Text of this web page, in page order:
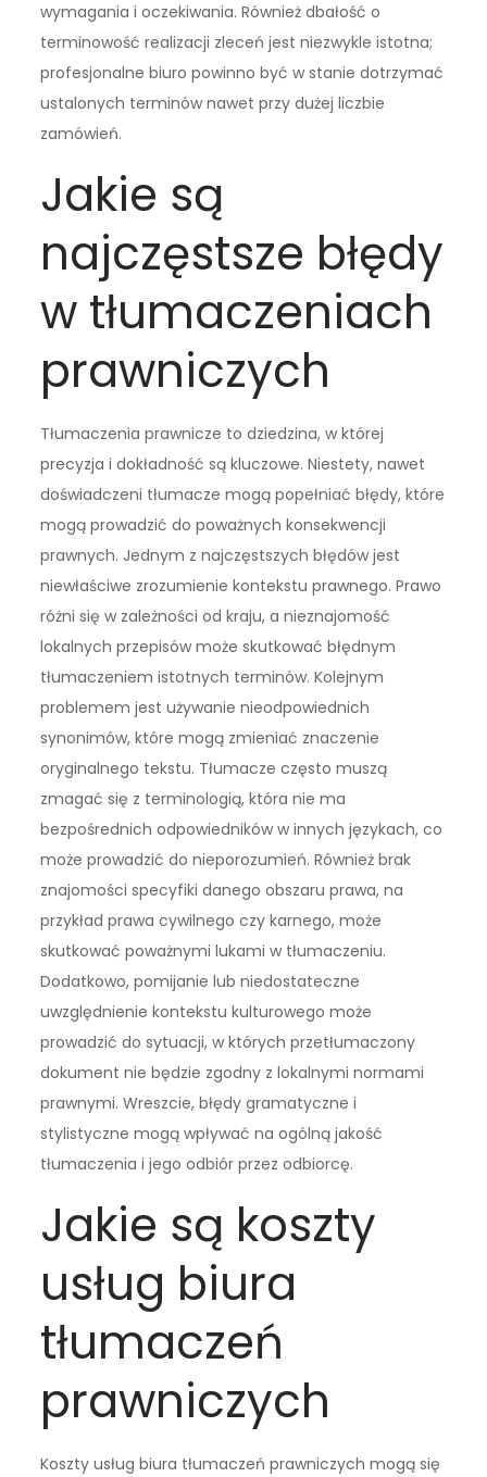
wymagania i oczekiwania. Również dbałość o
terminowość realizacji zleceń jest niezwykle istotna;
profesjonalne biuro powinno być w stanie dotrzymać
ustalonych terminów nawet przy dużej liczbie
zamówień.
Jakie są
najczęstsze błędy
w tłumaczeniach
prawniczych
Tłumaczenia prawnicze to dziedzina, w której
precyzja i dokładność są kluczowe. Niestety, nawet
doświadczeni tłumacze mogą popełniać błędy, które
mogą prowadzić do poważnych konsekwencji
prawnych. Jednym z najczęstszych błędów jest
niewłaściwe zrozumienie kontekstu prawnego. Prawo
różni się w zależności od kraju, a nieznajomość
lokalnych przepisów może skutkować błędnym
tłumaczeniem istotnych terminów. Kolejnym
problemem jest używanie nieodpowiednich
synonimów, które mogą zmieniać znaczenie
oryginalnego tekstu. Tłumacze często muszą
zmagać się z terminologią, która nie ma
bezpośrednich odpowiedników w innych językach, co
może prowadzić do nieporozumień. Również brak
znajomości specyfiki danego obszaru prawa, na
przykład prawa cywilnego czy karnego, może
skutkować poważnymi lukami w tłumaczeniu.
Dodatkowo, pomijanie lub niedostateczne
uwzględnienie kontekstu kulturowego może
prowadzić do sytuacji, w których przetłumaczony
dokument nie będzie zgodny z lokalnymi normami
prawnymi. Wreszcie, błędy gramatyczne i
stylistyczne mogą wpływać na ogólną jakość
tłumaczenia i jego odbiór przez odbiorcę.
Jakie są koszty
usług biura
tłumaczeń
prawniczych
Koszty usług biura tłumaczeń prawniczych mogą się